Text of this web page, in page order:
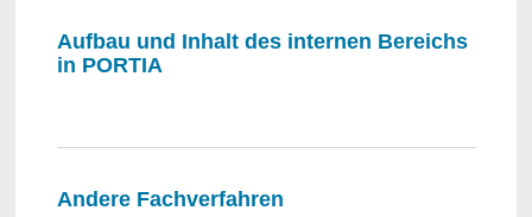
Aufbau und Inhalt des internen Bereichs
in PORTIA
Andere Fachverfahren